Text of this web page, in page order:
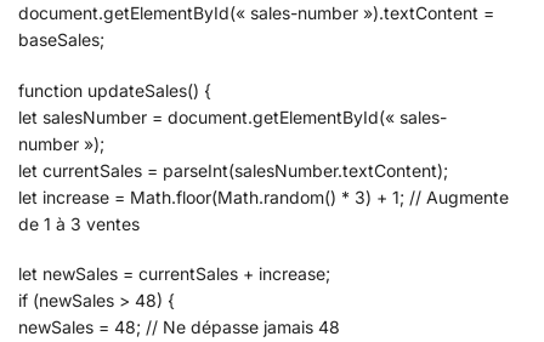
document.getElementById(« sales-number »).textContent =
baseSales;
function updateSales() {
let salesNumber = document.getElementById(« sales-
number »);
let currentSales = parseInt(salesNumber.textContent);
let increase = Math.floor(Math.random() * 3) + 1; // Augmente
de 1 à 3 ventes
let newSales = currentSales + increase;
if (newSales > 48) {
newSales = 48; // Ne dépasse jamais 48